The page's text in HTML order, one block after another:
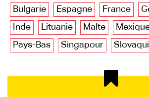
Bulgarie
Espagne France
Inde
Lituanie Malte
Pays-Bas
Singapour